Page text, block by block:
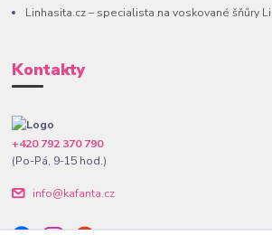
Linhasita.cz – specialista na voskované šňůry
Kontakty
+420 792 370 790
(Po-Pá, 9-15 hod.)
info@kafanta.cz